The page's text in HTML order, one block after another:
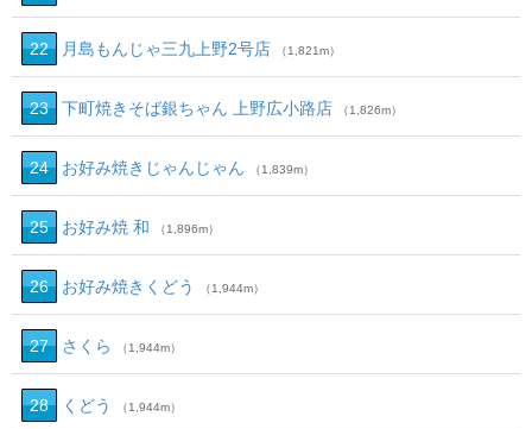
22 月島もんじゃ三九上野2号店 （1,821m）
23 下町焼きそば銀ちゃん 上野広小路店 （1,826m）
24 お好み焼きじゃんじゃん （1,839m）
25 お好み焼 和 （1,896m）
26 お好み焼きくどう （1,944m）
27 さくら （1,944m）
28 くどう （1,944m）